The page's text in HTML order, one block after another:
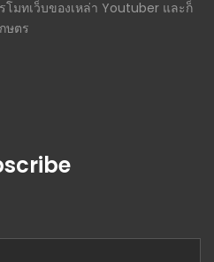
โมทเว็บของเหล่า Youtuber และก็
ษตร